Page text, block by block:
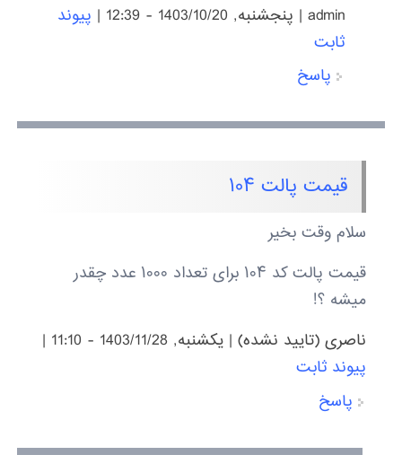
admin
| پنجشنبه, 1403/10/20 - 12:39 | پیوند
ثابت
پاسخ
قیمت پالت ۱۰۴
سلام وقت بخیر
قیمت پالت کد ۱۰۴ برای تعداد ۱۰۰۰ عدد چقدر
میشه ؟!
ناصری (تایید نشده)| يكشنبه, 1403/11/28 - 11:10
|
پیوند ثابت
پاسخ